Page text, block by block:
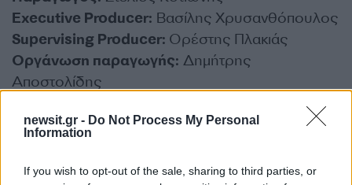
newsit.gr - Do Not Process My Personal
Information
If you wish to opt-out of the sale, sharing to third parties, or
Executive Producer: Βασίλης Χρυσανθόπουλος
Supervising Producer: Ορέστης Πλακιάς
Οργάνωση παραγωγής: Δημήτρης
Αποστολίδης
Πρωταγωνιστούν:Βασίλης Μπούτσικος, Ντένια
Ιζαμπέλα Μπαλτσαβιά, Άννα Μάσχα, Έλενα